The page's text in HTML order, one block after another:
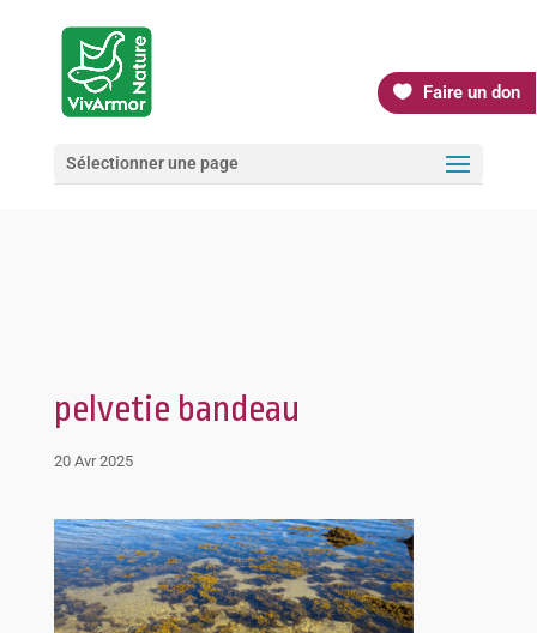
Faire un don
Sélectionner une page
pelvetie bandeau
20 Avr 2025